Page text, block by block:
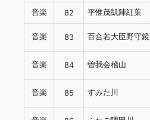
音楽 82 平惟茂凱陣紅葉
音楽 83 百合若大臣野守鏡
音楽 84 曽我会稽山
音楽 85 すみた川